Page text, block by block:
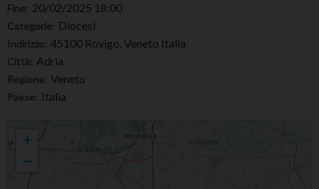
Fine: 20/02/2025 18:00
Categorie: Diocesi
Indirizzo: 45100 Rovigo, Veneto Italia
Città: Adria
Regione: Veneto
Paese: Italia
+
−